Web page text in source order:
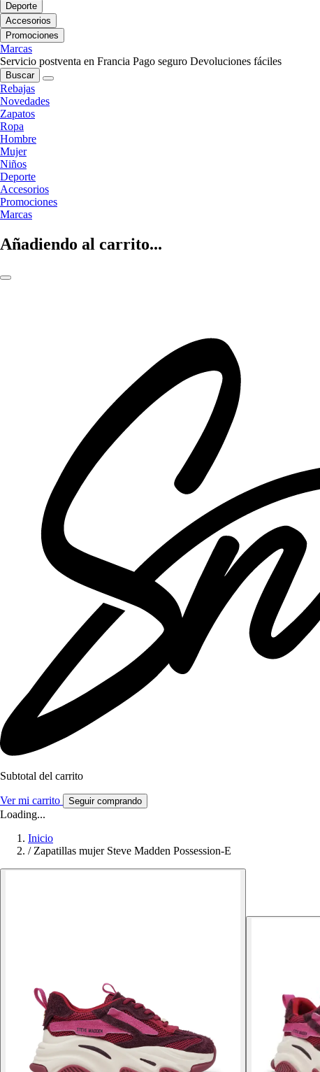
Deporte
Accesorios
Promociones
Marcas
Servicio postventa en Francia Pago seguro Devoluciones fáciles
Buscar
Rebajas
Novedades
Zapatos
Ropa
Hombre
Mujer
Niños
Deporte
Accesorios
Promociones
Marcas
Añadiendo al carrito...
Subtotal del carrito
Ver mi carrito Seguir comprando
Loading...
Inicio
/ Zapatillas mujer Steve Madden Possession-E